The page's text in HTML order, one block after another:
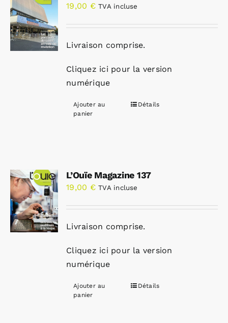
19,00 € TVA incluse
Livraison comprise.
Cliquez ici pour la version
numérique
Ajouter au
panier
Détails
L’Ouïe Magazine 137
19,00 € TVA incluse
Livraison comprise.
Cliquez ici pour la version
numérique
Ajouter au
panier
Détails